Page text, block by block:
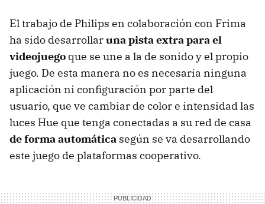
El trabajo de Philips en colaboración con Frima
ha sido desarrollaruna pista extra para el
videojuego que se une a la de sonido y el propio
juego. De esta manera no es necesaria ninguna
aplicación ni configuración por parte del
usuario, que ve cambiar de color e intensidad las
luces Hue que tenga conectadas a su red de casa
de forma automática según se va desarrollando
este juego de plataformas cooperativo.